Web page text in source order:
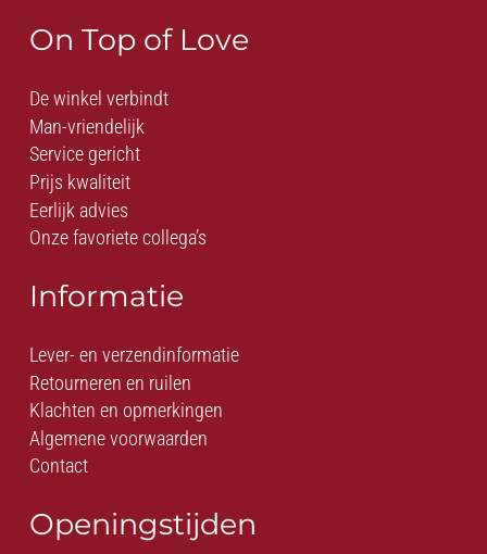
On Top of Love
De winkel verbindt
Man-vriendelijk
Service gericht
Prijs kwaliteit
Eerlijk advies
Onze favoriete collega’s
Informatie
Lever- en verzendinformatie
Retourneren en ruilen
Klachten en opmerkingen
Algemene voorwaarden
Contact
Openingstijden